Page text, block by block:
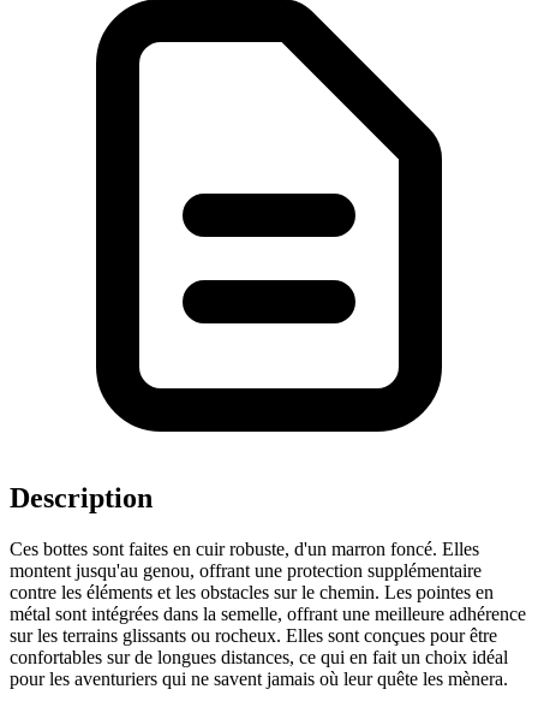
Description
Ces bottes sont faites en cuir robuste, d'un marron foncé. Elles
montent jusqu'au genou, offrant une protection supplémentaire
contre les éléments et les obstacles sur le chemin. Les pointes en
métal sont intégrées dans la semelle, offrant une meilleure adhérence
sur les terrains glissants ou rocheux. Elles sont conçues pour être
confortables sur de longues distances, ce qui en fait un choix idéal
pour les aventuriers qui ne savent jamais où leur quête les mènera.